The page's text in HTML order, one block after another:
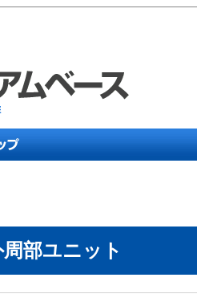
部ユニット